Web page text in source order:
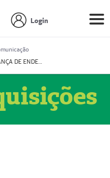
Login
MUDANÇA DE ENDEREÇO - DIAGITAB SERVIÇOS MÉDICOS LTDA (54003267-5)